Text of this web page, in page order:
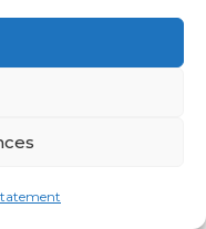
Det er flott
og Mar Menor
Johanna